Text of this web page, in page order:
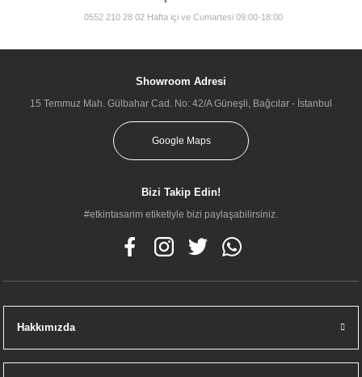
0552 210 28 02 Hafta içi ve Cumartesi 09:00-18:00
Showroom Adresi
15 Temmuz Mah. Gülbahar Cad. No: 42/A Güneşli, Bağcılar - İstanbul
Google Maps
Bizi Takip Edin!
#etkintasarim etiketiyle bizi paylaşabilirsiniz.
Hakkımızda